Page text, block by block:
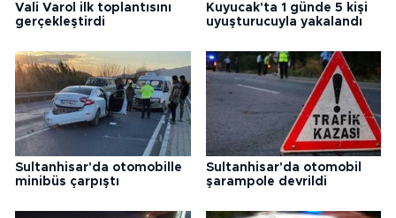
Vali Varol ilk toplantısını
gerçekleştirdi
Kuyucak'ta 1 günde 5 kişi
uyuşturucuyla yakalandı
Sultanhisar'da otomobille
minibüs çarpıştı
Sultanhisar'da otomobil
şarampole devrildi